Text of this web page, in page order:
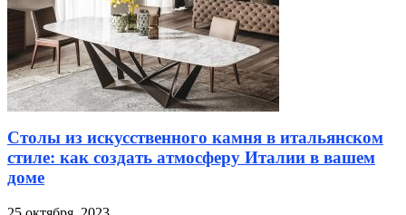
Столы из искусственного камня в итальянском
стиле: как создать атмосферу Италии в вашем
доме